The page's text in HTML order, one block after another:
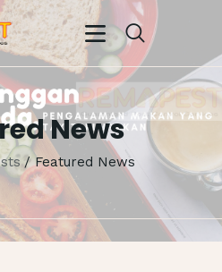
News
Featured News